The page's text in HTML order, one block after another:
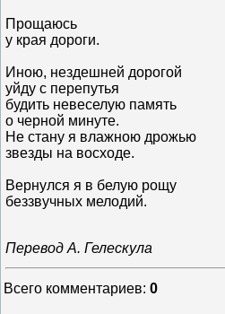
Прощаюсь
у края дороги.
Иною, нездешней дорогой
уйду с перепутья
будить невеселую память
о черной минуте.
Не стану я влажною дрожью
звезды на восходе.
Вернулся я в белую рощу
беззвучных мелодий.
Перевод А. Гелескула
Всего комментариев: 0